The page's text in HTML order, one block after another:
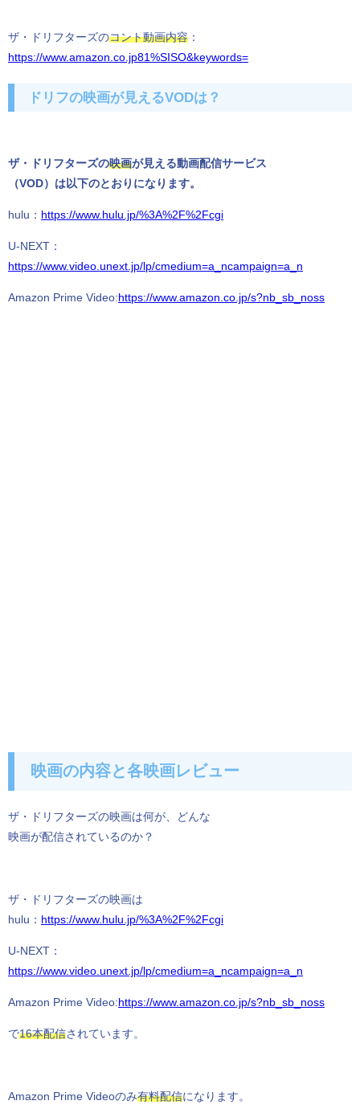
ザ・ドリフターズのコント動画内容 ：
https://www.amazon.co.jp81%SISO&keywords=
ドリフの映画が見えるVODは？
ザ・ドリフターズの映画が見える動画配信サービス
（VOD）は以下のとおりになります。
hulu： https://www.hulu.jp/%3A%2F%2Fcgi
U-NEXT：
https://www.video.unext.jp/lp/cmedium=a_ncampaign=a_n
Amazon Prime Video: https://www.amazon.co.jp/s?nb_sb_noss
映画の内容と各映画レビュー
ザ・ドリフターズの映画は何が、どんな
映画が配信されているのか？
ザ・ドリフターズの映画は
hulu： https://www.hulu.jp/%3A%2F%2Fcgi
U-NEXT：
https://www.video.unext.jp/lp/cmedium=a_ncampaign=a_n
Amazon Prime Video:https://www.amazon.co.jp/s?nb_sb_noss
で16本配信されています。
Amazon Prime Videoのみ有料配信になります。